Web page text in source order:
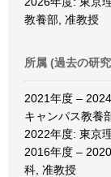
教養部, 准教授
所属 (過去の研
2021年度 –
キャンパス教養
2022年度: 東京
2016年度 –
科, 准教授